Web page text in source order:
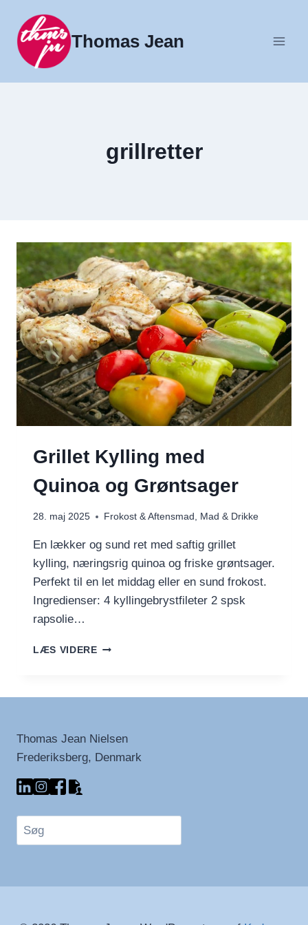
indhold
Thomas Jean
grillretter
Grillet Kylling med
Quinoa og Grøntsager
28. maj 2025 Frokost & Aftensmad , Mad & Drikke
En lækker og sund ret med saftig grillet
kylling, næringsrig quinoa og friske grøntsager.
Perfekt til en let middag eller en sund frokost.
Ingredienser: 4 kyllingebrystfileter 2 spsk
rapsolie…
LÆS VIDEREGRILLET
Thomas Jean Nielsen
Frederiksberg, Denmark
Søg